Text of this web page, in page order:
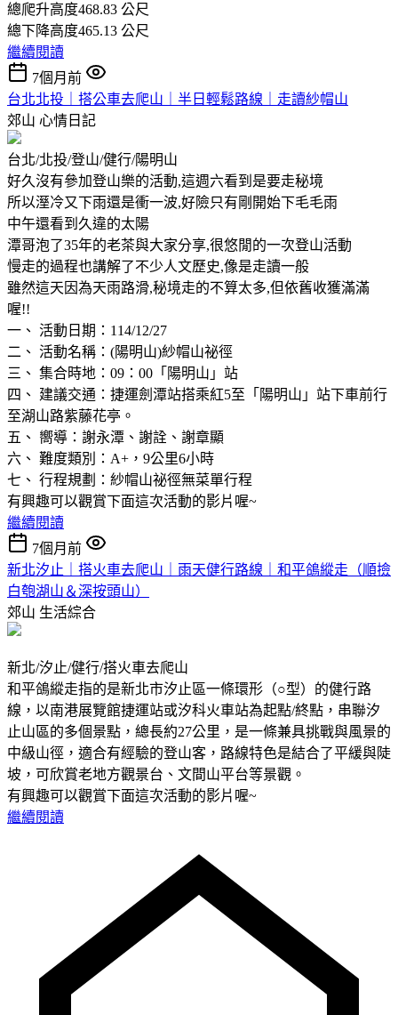
總爬升高度468.83 公尺
總下降高度465.13 公尺
繼續閱讀
7個月前
台北北投｜搭公車去爬山｜半日輕鬆路線｜走讀紗帽山
郊山 心情日記
台北/北投/登山/健行/陽明山
好久沒有參加登山樂的活動,這週六看到是要走秘境
所以溼冷又下雨還是衝一波,好險只有剛開始下毛毛雨
中午還看到久違的太陽
潭哥泡了35年的老茶與大家分享,很悠閒的一次登山活動
慢走的過程也講解了不少人文歷史,像是走讀一般
雖然這天因為天雨路滑,秘境走的不算太多,但依舊收獲滿滿
喔!!
一、 活動日期：114/12/27
二、 活動名稱：(陽明山)紗帽山祕徑
三、 集合時地：09：00「陽明山」站
四、 建議交通：捷運劍潭站搭乘紅5至「陽明山」站下車前行
至湖山路紫藤花亭。
五、 嚮導：謝永潭、謝詮、謝章顯
六、 難度類別：A+，9公里6小時
七、 行程規劃：紗帽山祕徑無菜單行程
有興趣可以觀賞下面這次活動的影片喔~
繼續閱讀
7個月前
新北汐止｜搭火車去爬山｜雨天健行路線｜和平鴿縱走（順撿
白匏湖山＆深按頭山）
郊山 生活綜合
新北/汐止/健行/搭火車去爬山
和平鴿縱走指的是新北市汐止區一條環形（○型）的健行路
線，以南港展覽館捷運站或汐科火車站為起點/終點，串聯汐
止山區的多個景點，總長約27公里，是一條兼具挑戰與風景的
中級山徑，適合有經驗的登山客，路線特色是結合了平緩與陡
坡，可欣賞老地方觀景台、文間山平台等景觀。
有興趣可以觀賞下面這次活動的影片喔~
繼續閱讀